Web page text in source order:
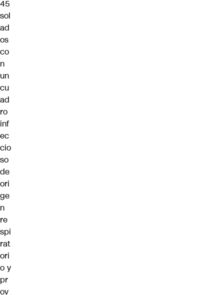
45
sol
ad
os
co
n
un
cu
ad
ro
inf
ec
cio
so
de
ori
ge
n
re
spi
rat
ori
o y
pr
ov